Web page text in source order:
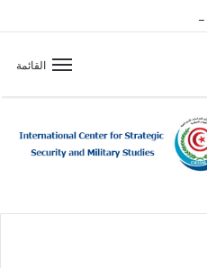
دفاع مشترك
القائمة